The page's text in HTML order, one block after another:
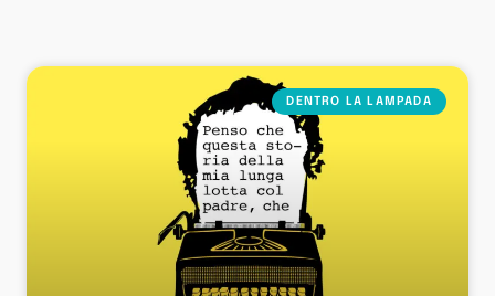
DENTRO LA LAMPADA